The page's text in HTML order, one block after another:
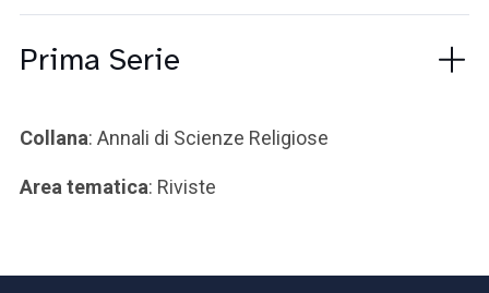
Prima Serie
Collana: Annali di Scienze Religiose
Area tematica: Riviste